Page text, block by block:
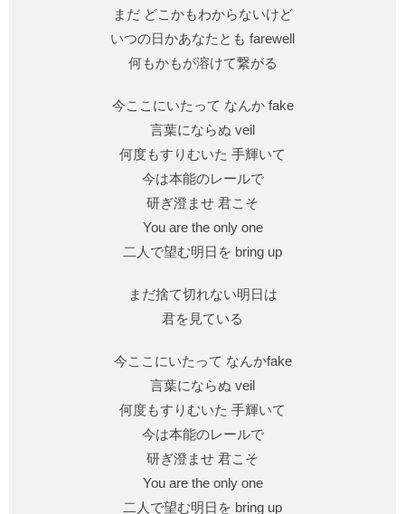
まだ どこかもわからないけど
いつの日かあなたとも farewell
何もかもが溶けて繋がる
今ここにいたって なんか fake
言葉にならぬ veil
何度もすりむいた 手輝いて
今は本能のレールで
研ぎ澄ませ 君こそ
You are the only one
二人で望む明日を bring up
まだ捨て切れない明日は
君を見ている
今ここにいたって なんかfake
言葉にならぬ veil
何度もすりむいた 手輝いて
今は本能のレールで
研ぎ澄ませ 君こそ
You are the only one
二人で望む明日を bring up